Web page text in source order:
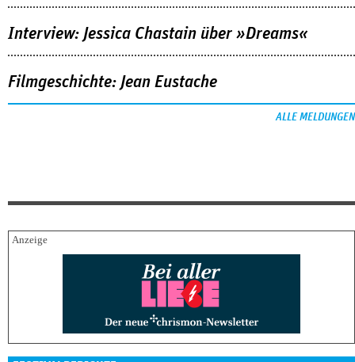
Interview: Jessica Chastain über »Dreams«
Filmgeschichte: Jean Eustache
ALLE MELDUNGEN